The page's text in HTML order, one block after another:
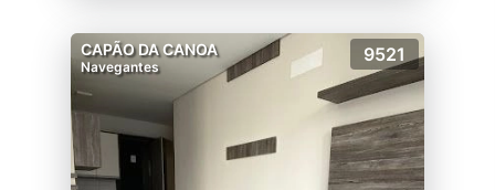
CAPÃO DA CANOA
Navegantes
9521